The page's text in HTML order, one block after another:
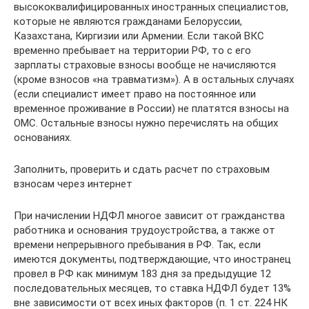
высококвалифицированных иностранных специалистов,
которые не являются гражданами Белоруссии,
Казахстана, Киргизии или Армении. Если такой ВКС
временно пребывает на территории РФ, то с его
зарплаты страховые взносы вообще не начисляются
(кроме взносов «на травматизм»). А в остальных случаях
(если специалист имеет право на постоянное или
временное проживание в России) не платятся взносы на
ОМС. Остальные взносы нужно перечислять на общих
основаниях.
Заполнить, проверить и сдать расчет по страховым
взносам через интернет
При начислении НДФЛ многое зависит от гражданства
работника и основания трудоустройства, а также от
времени непрерывного пребывания в РФ. Так, если
имеются документы, подтверждающие, что иностранец
провел в РФ как минимум 183 дня за предыдущие 12
последовательных месяцев, то ставка НДФЛ будет 13%
вне зависимости от всех иных факторов (п. 1 ст. 224 НК